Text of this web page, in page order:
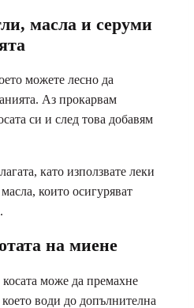
масла и серуми
можете лесно да
Аз прокарвам
си и след това добавям
като използвате леки
които осигуряват
на миене
може да премахне
води до допълнителна